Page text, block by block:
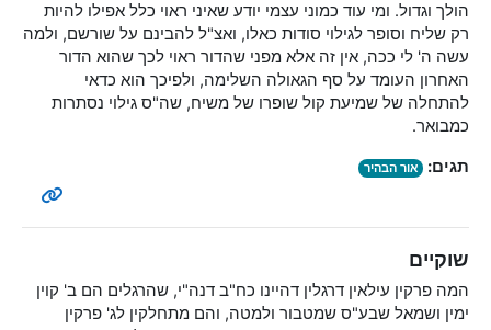
הולך וגדול. ומי עוד כמוני עצמי יודע שאיני ראוי כלל אפילו להיות
רק שליח וסופר לגילוי סודות כאלו, ואצ"ל להבינם על שורשם, ולמה
עשה ה' לי ככה, אין זה אלא מפני שהדור ראוי לכך שהוא הדור
האחרון העומד על סף הגאולה השלימה, ולפיכך הוא כדאי
להתחלה של שמיעת קול שופרו של משיח, שה"ס גילוי נסתרות
כמבואר.
תגים: אור הבהיר
שוקיים
המה פרקין עילאין דרגלין דהיינו כח"ב דנה"י, שהרגלים הם ב' קוין
ימין ושמאל שבע"ס שמטבור ולמטה, והם מתחלקין לג' פרקין